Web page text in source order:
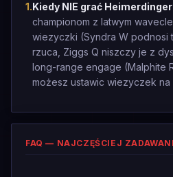
1.Kiedy NIE grać
championom z latwym
wiezyczki (Syndra W podnosi
rzuca, Ziggs Q niszczy je z
long-range engage (Malphite
możesz ustawic wiezyczek na
FAQ — NAJCZĘŚCIEJ